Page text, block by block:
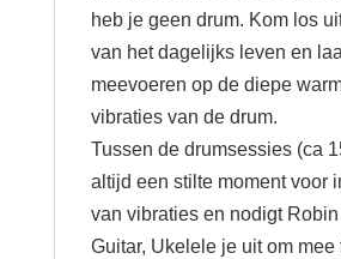
heb je geen drum. Kom los
van het dagelijks leven en
meevoeren op de diepe
vibraties van de drum.
Tussen de drumsessies (ca
altijd een stilte moment voor
van vibraties en nodigt
Guitar, Ukelele je uit om mee